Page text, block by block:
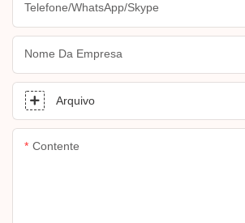
Telefone/WhatsApp/Skype
Nome Da Empresa
Arquivo
Contente